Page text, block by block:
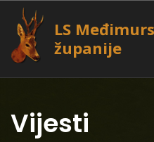
LS
županije
Vijesti